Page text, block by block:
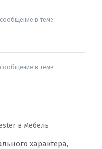
в теме:
в теме:
в Мебель
характера,